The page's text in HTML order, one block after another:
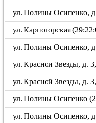
ул. Полины Осипенко, д.
ул. Карпогорская
ул. Полины Осипенко,
ул. Красной Звезды, д.
ул. Красной Звезды, д. 3,
ул. Полины Осипенко
ул. Полины Осипенко,